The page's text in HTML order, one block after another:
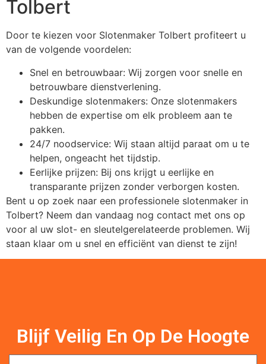
Tolbert
Door te kiezen voor Slotenmaker Tolbert profiteert u
van de volgende voordelen:
Snel en betrouwbaar: Wij zorgen voor snelle en
betrouwbare dienstverlening.
Deskundige slotenmakers: Onze slotenmakers
hebben de expertise om elk probleem aan te
pakken.
24/7 noodservice: Wij staan altijd paraat om u te
helpen, ongeacht het tijdstip.
Eerlijke prijzen: Bij ons krijgt u eerlijke en
transparante prijzen zonder verborgen kosten.
Bent u op zoek naar een professionele slotenmaker in
Tolbert? Neem dan vandaag nog contact met ons op
voor al uw slot- en sleutelgerelateerde problemen. Wij
staan klaar om u snel en efficiënt van dienst te zijn!
Blijf Veilig En Op De Hoogte